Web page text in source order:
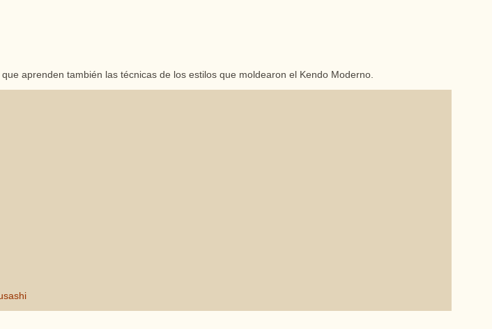
aprenden también las técnicas de los estilos que moldearon el Kendo Moderno.